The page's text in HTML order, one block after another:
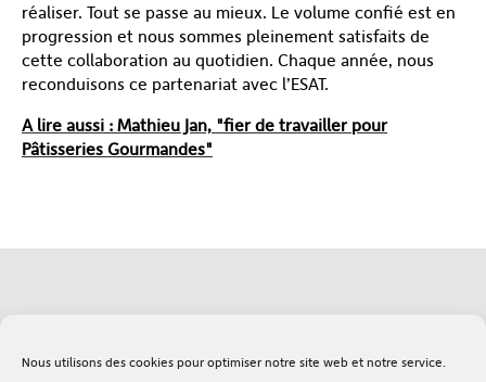
Nous utilisons des cookies pour optimiser notre site web et notre service.
réaliser. Tout se passe au mieux. Le volume confié est en
progression et nous sommes pleinement satisfaits de
cette collaboration au quotidien. Chaque année, nous
reconduisons ce partenariat avec l’ESAT.
A lire aussi : Mathieu Jan, "fier de travailler pour
Pâtisseries Gourmandes"
Lexique